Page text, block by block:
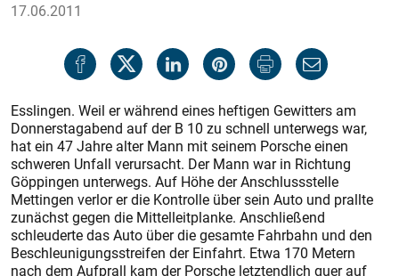
17.06.2011
Esslingen. Weil er während eines heftigen Gewitters am
Donnerstagabend auf der B 10 zu schnell unterwegs war,
hat ein 47 Jahre alter Mann mit seinem Porsche einen
schweren Unfall verursacht. Der Mann war in Richtung
Göppingen unterwegs. Auf Höhe der Anschlussstelle
Mettingen verlor er die Kontrolle über sein Auto und prallte
zunächst gegen die Mittelleitplanke. Anschließend
schleuderte das Auto über die gesamte Fahrbahn und den
Beschleunigungsstreifen der Einfahrt. Etwa 170 Metern
nach dem Aufprall kam der Porsche letztendlich quer auf